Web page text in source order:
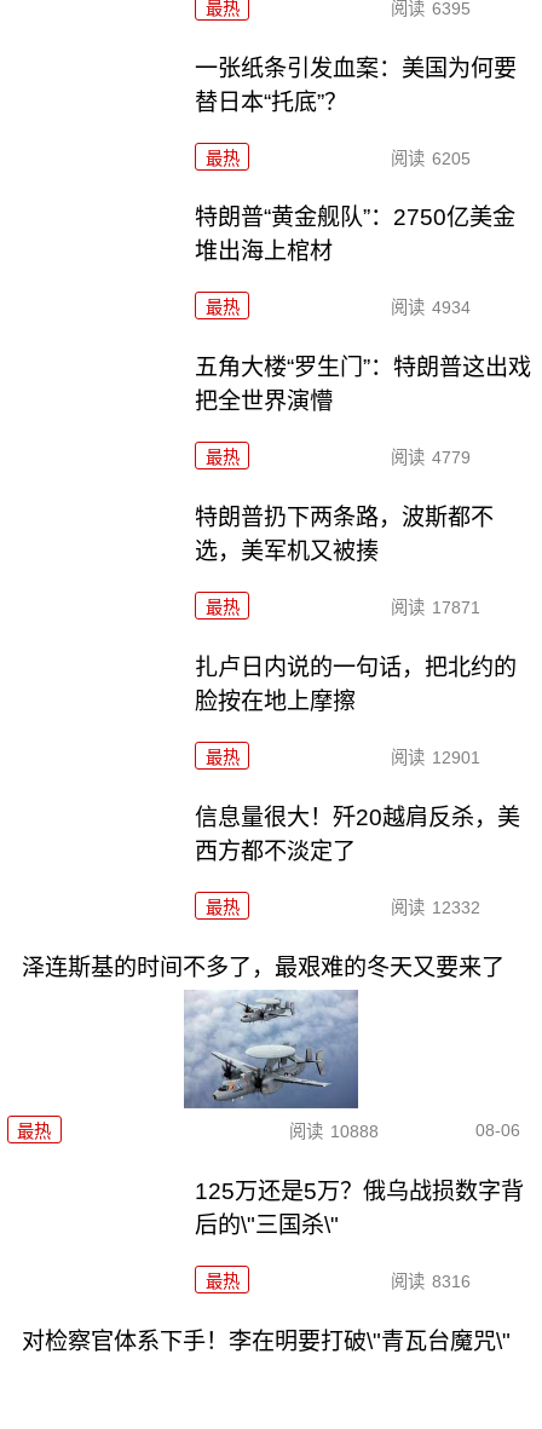
最热 阅读 6395
一张纸条引发血案：美国为何要
替日本“托底”？
最热 阅读 6205
特朗普“黄金舰队”：2750亿美金
堆出海上棺材
最热 阅读 4934
五角大楼“罗生门”：特朗普这出戏
把全世界演懵
最热 阅读 4779
特朗普扔下两条路，波斯都不
选，美军机又被揍
最热 阅读 17871
扎卢日内说的一句话，把北约的
脸按在地上摩擦
最热 阅读 12901
信息量很大！歼20越肩反杀，美
西方都不淡定了
最热 阅读 12332
泽连斯基的时间不多了，最艰难的冬天又要来了
最热 阅读 10888 08-06
125万还是5万？俄乌战损数字背
后的\"三国杀\"
最热 阅读 8316
对检察官体系下手！李在明要打破\"青瓦台魔咒\"